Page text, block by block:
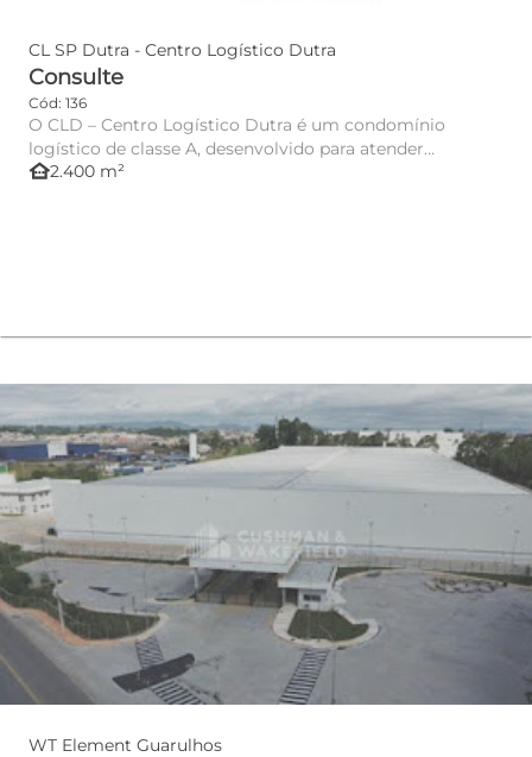
CL SP Dutra - Centro Logístico Dutra
Consulte
Cód: 136
O CLD – Centro Logístico Dutra é um condomínio
logístico de classe A, desenvolvido para atender
operações de armazen...
other_houses2.400 m²
WT Element Guarulhos